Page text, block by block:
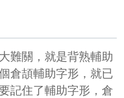
難關，就是背熟輔助
倉頡輔助字形，就已
記住了輔助字形，倉